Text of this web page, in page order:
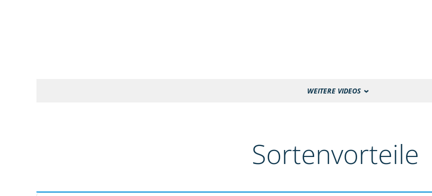
WEITERE VIDEOS
Sortenvorteile